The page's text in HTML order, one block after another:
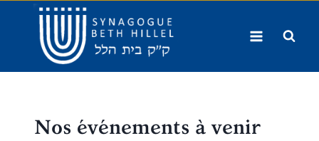
contenu
Nos événements à venir